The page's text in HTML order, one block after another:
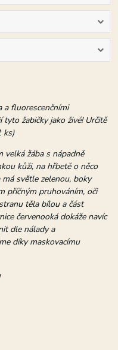
a fluorescenčními
žabičky jako živé! Určitě
ks)
velká žába s nápadně
kůži, na hřbetě o něco
světle zelenou, boky
příčným pruhováním, oči
těla bílou a část
červenooká dokáže navíc
dle nálady a
díky maskovacímu